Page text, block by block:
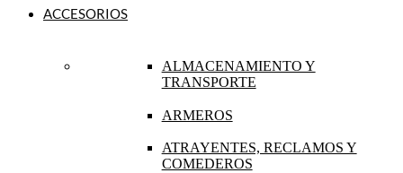
ACCESORIOS
ALMACENAMIENTO Y
TRANSPORTE
ARMEROS
ATRAYENTES, RECLAMOS Y
COMEDEROS